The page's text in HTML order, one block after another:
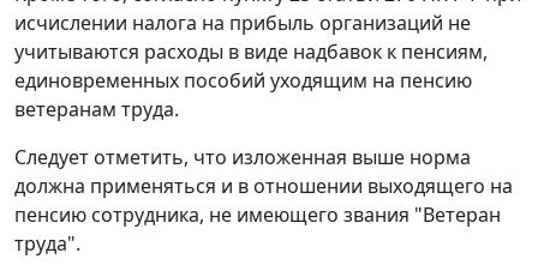
исчислении налога на прибыль организаций не
учитываются расходы в виде надбавок к пенсиям,
единовременных пособий уходящим на пенсию
ветеранам труда.
Следует отметить, что изложенная выше норма
должна применяться и в отношении выходящего на
пенсию сотрудника, не имеющего звания "Ветеран
труда".